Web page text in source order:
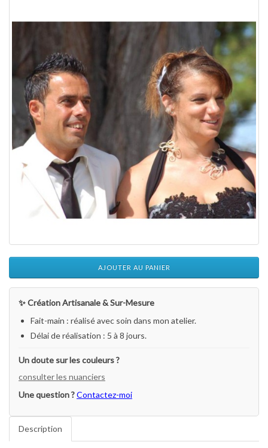
AJOUTER AU PANIER
✨ Création Artisanale & Sur-Mesure
Fait-main : réalisé avec soin dans mon atelier.
Délai de réalisation : 5 à 8 jours.
Un doute sur les couleurs ?
consulter les nuanciers
Une question ?Contactez-moi
Description